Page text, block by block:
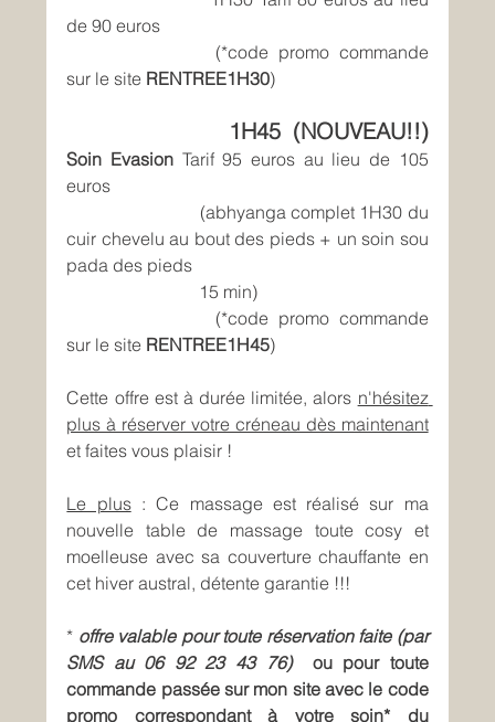
de 90 euros
sur le site RENTREE1H30)
1H45 (NOUVEAU!!)
Soin Evasion Tarif 95 euros au lieu de 105
euros
cuir chevelu au bout des pieds + un soin sou
pada des pieds
			15 min)
sur le site RENTREE1H45)
Cette offre est à durée limitée, alors n'hésitez
plus à réserver votre créneau dès maintenant
et faites vous plaisir !
Le plus : Ce massage est réalisé sur ma
nouvelle table de massage toute cosy et
moelleuse avec sa couverture chauffante en
cet hiver austral, détente garantie !!!
* offre valable pour toute réservation faite (par
SMS au 06 92 23 43 76)
  ou pour toute
commande passée sur mon site avec le code
promo correspondant à votre soin* du